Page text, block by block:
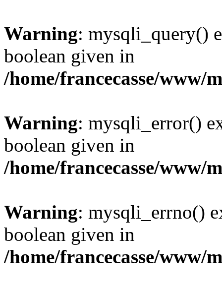
Warning: mysqli_query()
boolean given in
/home/francecasse/www/
Warning: mysqli_error()
boolean given in
/home/francecasse/www/
Warning: mysqli_errno()
boolean given in
/home/francecasse/www/